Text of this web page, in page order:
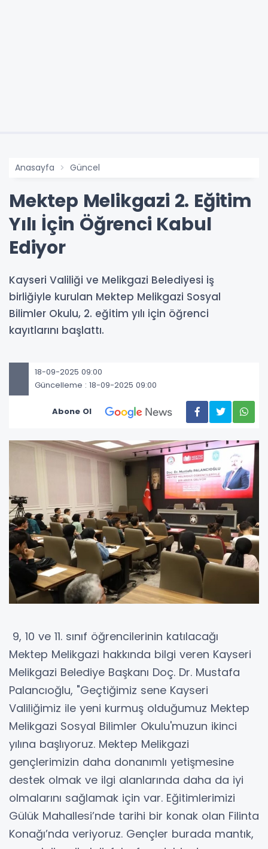
Anasayfa Güncel
Mektep Melikgazi 2. Eğitim
Yılı İçin Öğrenci Kabul
Ediyor
Kayseri Valiliği ve Melikgazi Belediyesi iş
birliğiyle kurulan Mektep Melikgazi Sosyal
Bilimler Okulu, 2. eğitim yılı için öğrenci
kayıtlarını başlattı.
18-09-2025 09:00
Güncelleme : 18-09-2025 09:00
Abone Ol
9, 10 ve 11. sınıf öğrencilerinin katılacağı
Mektep Melikgazi hakkında bilgi veren Kayseri
Melikgazi Belediye Başkanı Doç. Dr. Mustafa
Palancıoğlu, "Geçtiğimiz sene Kayseri
Valiliğimiz ile yeni kurmuş olduğumuz Mektep
Melikgazi Sosyal Bilimler Okulu'muzun ikinci
yılına başlıyoruz. Mektep Melikgazi
gençlerimizin daha donanımlı yetişmesine
destek olmak ve ilgi alanlarında daha da iyi
olmalarını sağlamak için var. Eğitimlerimizi
Gülük Mahallesi’nde tarihi bir konak olan Filinta
Konağı’nda veriyoruz. Gençler burada mantık,